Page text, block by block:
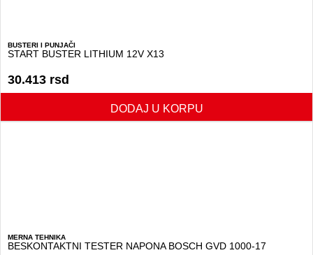
BUSTERI I PUNJAČI
START BUSTER LITHIUM 12V X13
30.413 rsd
DODAJ U KORPU
MERNA TEHNIKA
BESKONTAKTNI TESTER NAPONA BOSCH GVD 1000-17